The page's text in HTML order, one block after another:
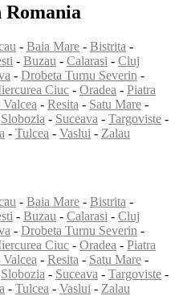
Romania
- Baia Mare - Bistrita -
- Buzau - Calarasi - Cluj
- Drobeta Turnu Severin -
Ciuc - Oradea - Piatra
- Resita - Satu Mare -
Slobozia - Suceava - Targoviste -
- Tulcea - Vaslui - Zalau
- Baia Mare - Bistrita -
- Buzau - Calarasi - Cluj
- Drobeta Turnu Severin -
Ciuc - Oradea - Piatra
- Resita - Satu Mare -
Slobozia - Suceava - Targoviste -
- Tulcea - Vaslui - Zalau